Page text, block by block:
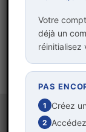
entreprises
REGISTRE :
Votre
déjà un
réinitialisez
PAS
1 Créez
2